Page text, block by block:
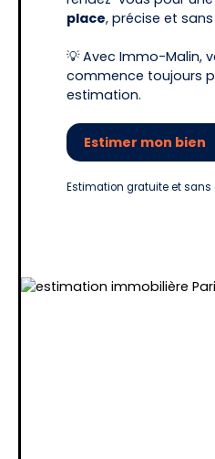
place, précise et
💡 Avec Immo-Malin,
commence toujours
estimation.
Estimer mon bien
Estimation gratuite et